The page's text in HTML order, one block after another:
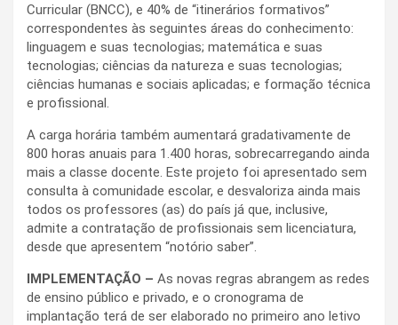
Curricular (BNCC), e 40% de “itinerários formativos”
correspondentes às seguintes áreas do conhecimento:
linguagem e suas tecnologias; matemática e suas
tecnologias; ciências da natureza e suas tecnologias;
ciências humanas e sociais aplicadas; e formação técnica
e profissional.
A carga horária também aumentará gradativamente de
800 horas anuais para 1.400 horas, sobrecarregando ainda
mais a classe docente. Este projeto foi apresentado sem
consulta à comunidade escolar, e desvaloriza ainda mais
todos os professores (as) do país já que, inclusive,
admite a contratação de profissionais sem licenciatura,
desde que apresentem “notório saber”.
IMPLEMENTAÇÃO – As novas regras abrangem as redes
de ensino público e privado, e o cronograma de
implantação terá de ser elaborado no primeiro ano letivo